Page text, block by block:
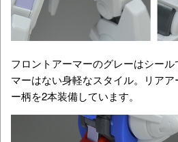
フロントアーマーのグレーはシー
マーはない身軽なスタイル。リア
ー柄を2本装備しています。